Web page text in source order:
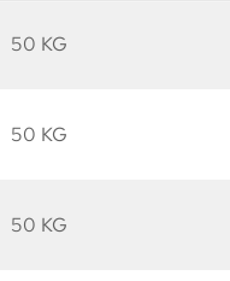
50 KG
50 KG
50 KG